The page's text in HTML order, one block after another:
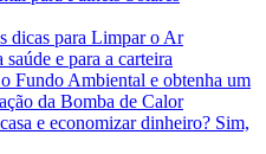
dicas para Limpar o Ar
e para a carteira
Fundo Ambiental e obtenha um
da Bomba de Calor
e economizar dinheiro? Sim,